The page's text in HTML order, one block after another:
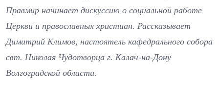
Правмир начинает дискуссию о социальной работе
Церкви и православных христиан. Рассказывает
Димитрий Климов, настоятель кафедрального собора
свт. Николая Чудотворца г. Калач-на-Дону
Волгоградской области.